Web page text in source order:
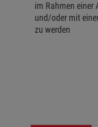
im Rahmen einer
und/oder mit
zu werden